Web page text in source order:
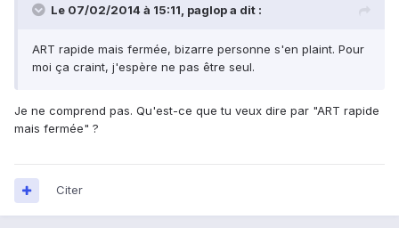
Le 07/02/2014 à 15:11, paglop a dit :
ART rapide mais fermée, bizarre personne s'en plaint. Pour
moi ça craint, j'espère ne pas être seul.
Je ne comprend pas. Qu'est-ce que tu veux dire par "ART rapide
mais fermée" ?
Citer